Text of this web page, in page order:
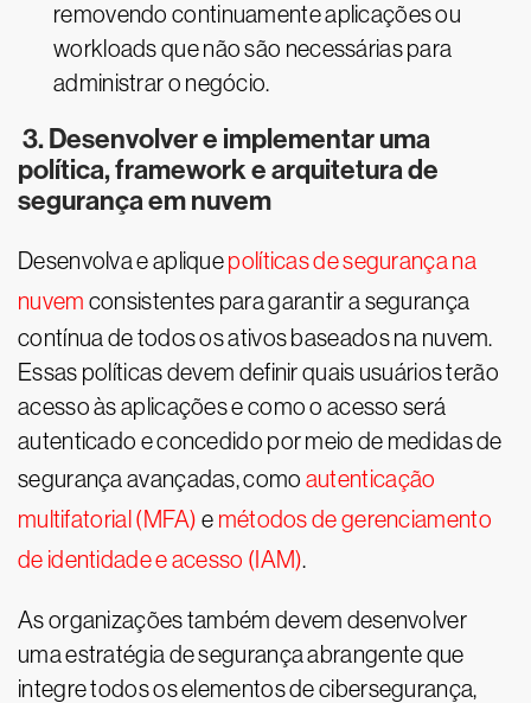
removendo continuamente aplicações ou
workloads que não são necessárias para
administrar o negócio.
3. Desenvolver e implementar uma
política, framework e arquitetura de
segurança em nuvem
Desenvolva e apliquepolíticas de segurança na
nuvem consistentes para garantir a segurança
contínua de todos os ativos baseados na nuvem.
Essas políticas devem definir quais usuários terão
acesso às aplicações e como o acesso será
autenticado e concedido por meio de medidas de
segurança avançadas, como autenticação
multifatorial (MFA) e métodos de gerenciamento
de identidade e acesso (IAM).
As organizações também devem desenvolver
uma estratégia de segurança abrangente que
integre todos os elementos de cibersegurança,